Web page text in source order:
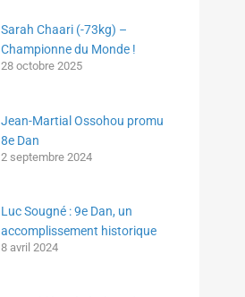
Sarah Chaari (-73kg) –
Championne du Monde !
28 octobre 2025
Jean-Martial Ossohou promu
8e Dan
2 septembre 2024
Luc Sougné : 9e Dan, un
accomplissement historique
8 avril 2024